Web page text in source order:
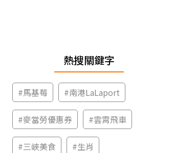
熱搜關鍵字
#馬基莓 #南港LaLaport
#麥當勞優惠券 #雲霄飛車
#三峽美食 #生肖